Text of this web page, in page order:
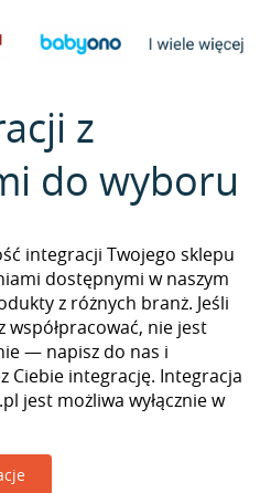
z
do wyboru
integracji Twojego sklepu
dostępnymi w naszym
z różnych branż. Jeśli
nie jest
— napisz do nas i
Ciebie integrację. Integracja
jest możliwa wyłącznie w